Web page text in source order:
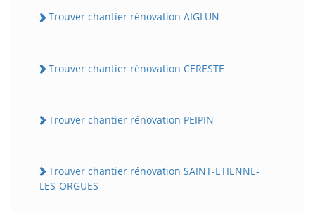
Trouver chantier rénovation AIGLUN
Trouver chantier rénovation CERESTE
Trouver chantier rénovation PEIPIN
Trouver chantier rénovation SAINT-ETIENNE-
LES-ORGUES